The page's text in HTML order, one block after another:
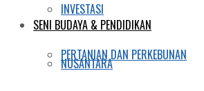
SENI BUDAYA & PENDIDIKAN
NUSANTARA
INVESTASI
PERTANIAN DAN PERKEBUNAN